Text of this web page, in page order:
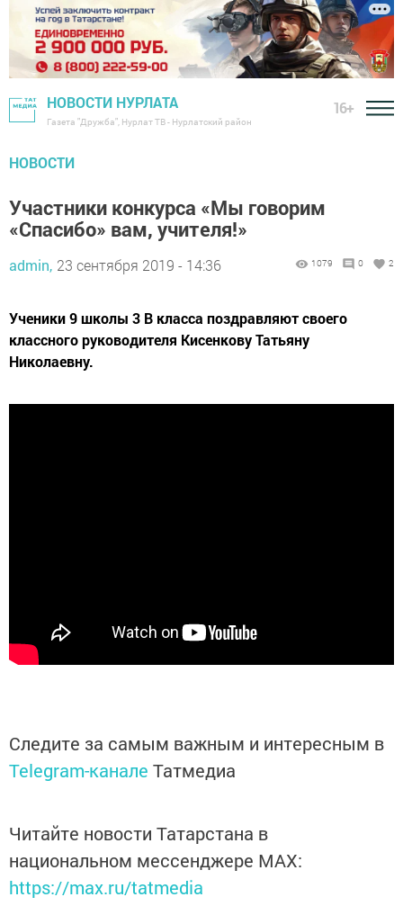
НОВОСТИ НУРЛАТА
Газета "Дружба", Нурлат ТВ - Нурлатский район
16+
НОВОСТИ
Участники конкурса «Мы говорим
«Спасибо» вам, учителя!»
admin, 23 сентября 2019 - 14:36 1079 0 2
Ученики 9 школы 3 В класса поздравляют своего
классного руководителя Кисенкову Татьяну
Николаевну.
Следите за самым важным и интересным в
Telegram-канале Татмедиа
Читайте новости Татарстана в
национальном мессенджере MАХ:
https://max.ru/tatmedia